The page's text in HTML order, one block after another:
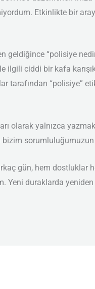
Etkinlikte bir
geldiğince “polisiye
ilgili ciddi bir kafa
tarafından “polisiye”
olarak yalnızca
sorumluluğumuzun
gün, hem dostluklar
Yeni duraklarda